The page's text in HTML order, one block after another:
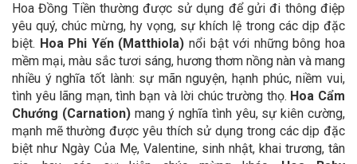
Hoa Đồng Tiền thường được sử dụng để gửi đi thông điệp
yêu quý, chúc mừng, hy vọng, sự khích lệ trong các dịp đặc
biệt. Hoa Phi Yến (Matthiola)nổi bật với những bông hoa
mềm mại, màu sắc tươi sáng, hương thơm nồng nàn và mang
nhiều ý nghĩa tốt lành: sự mãn nguyện, hạnh phúc, niềm vui,
tình yêu lãng mạn, tình bạn và lời chúc trường thọ. Hoa Cẩm
Chướng (Carnation)mang ý nghĩa tình yêu, sự kiên cường,
mạnh mẽ thường được yêu thích sử dụng trong các dịp đặc
biệt như Ngày Của Mẹ, Valentine, sinh nhật, khai trương, tân